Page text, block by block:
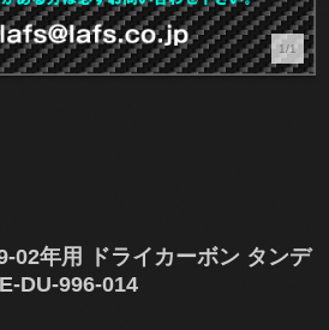
1/1
02年用 ドライカーボン タンデ
DU-996-014